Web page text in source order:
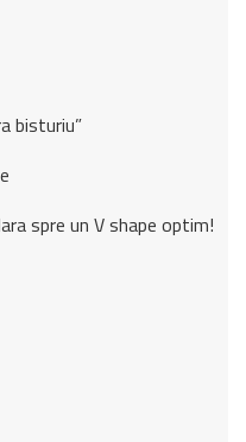
bisturiu”
spre un V shape optim!